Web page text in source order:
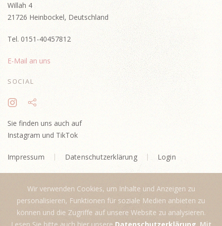
Willah 4
21726 Heinbockel, Deutschland
Tel. 0151-40457812
E-Mail an uns
SOCIAL
Sie finden uns auch auf
Instagram und TikTok
Impressum Datenschutzerklärung Login
Wir verwenden Cookies, um Inhalte und Anzeigen zu
personalisieren, Funktionen für soziale Medien anbieten zu
können und die Zugriffe auf unsere Website zu analysieren.